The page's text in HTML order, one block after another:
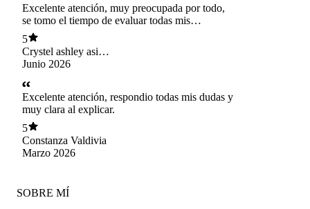
Excelente atención, muy preocupada por todo,
se tomo el tiempo de evaluar todas mis
posibilidades y fue muy amable conmigo, la
recomendare por siempre 💕
5
Crystel ashley asin
bruce
Junio 2026
Excelente atención, respondio todas mis dudas y
muy clara al explicar.
5
Constanza Valdivia
Marzo 2026
SOBRE MÍ